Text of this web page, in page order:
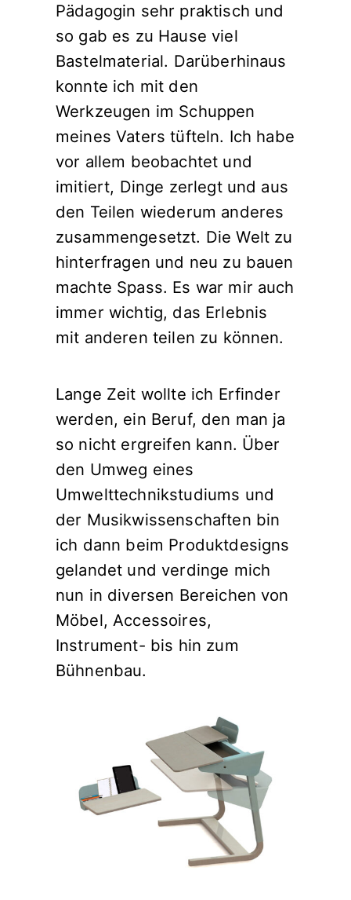
Pädagogin sehr praktisch und
so gab es zu Hause viel
Bastelmaterial. Darüberhinaus
konnte ich mit den
Werkzeugen im Schuppen
meines Vaters tüfteln. Ich habe
vor allem beobachtet und
imitiert, Dinge zerlegt und aus
den Teilen wiederum anderes
zusammengesetzt. Die Welt zu
hinterfragen und neu zu bauen
machte Spass. Es war mir auch
immer wichtig, das Erlebnis
mit anderen teilen zu können.
Lange Zeit wollte ich Erfinder
werden, ein Beruf, den man ja
so nicht ergreifen kann. Über
den Umweg eines
Umwelttechnikstudiums und
der Musikwissenschaften bin
ich dann beim Produktdesigns
gelandet und verdinge mich
nun in diversen Bereichen von
Möbel, Accessoires,
Instrument- bis hin zum
Bühnenbau.